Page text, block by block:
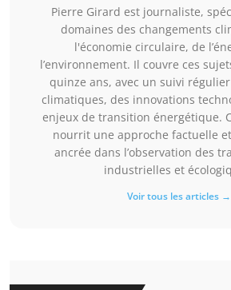
Pierre Girard est journaliste,
domaines des changements
l'économie circulaire, de
l’environnement. Il couvre ces
quinze ans, avec un suivi
climatiques, des innovations
enjeux de transition énergétique.
nourrit une approche factuelle
ancrée dans l’observation des
industrielles et
Voir tous les articles →